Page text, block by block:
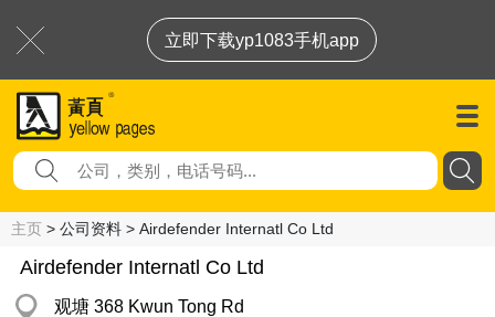
立即下载yp1083手机app
主页 > 公司资料 > Airdefender Internatl Co Ltd
Airdefender Internatl Co Ltd
观塘 368 Kwun Tong Rd